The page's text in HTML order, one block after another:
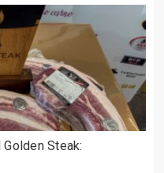
Steak: